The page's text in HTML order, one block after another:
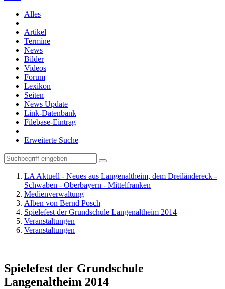
Alles
Artikel
Termine
News
Bilder
Videos
Forum
Lexikon
Seiten
News Update
Link-Datenbank
Filebase-Eintrag
Erweiterte Suche
LA Aktuell - Neues aus Langenaltheim, dem Dreiländereck -
Schwaben - Oberbayern - Mittelfranken
Medienverwaltung
Alben von Bernd Posch
Spielefest der Grundschule Langenaltheim 2014
Veranstaltungen
Veranstaltungen
Spielefest der Grundschule
Langenaltheim 2014